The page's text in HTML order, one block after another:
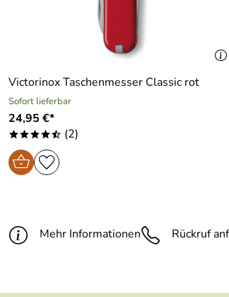
Victorinox Taschenmesser Classic rot
Sofort lieferbar
24,95 €*
****/ (2)
Mehr Informationen Rückruf